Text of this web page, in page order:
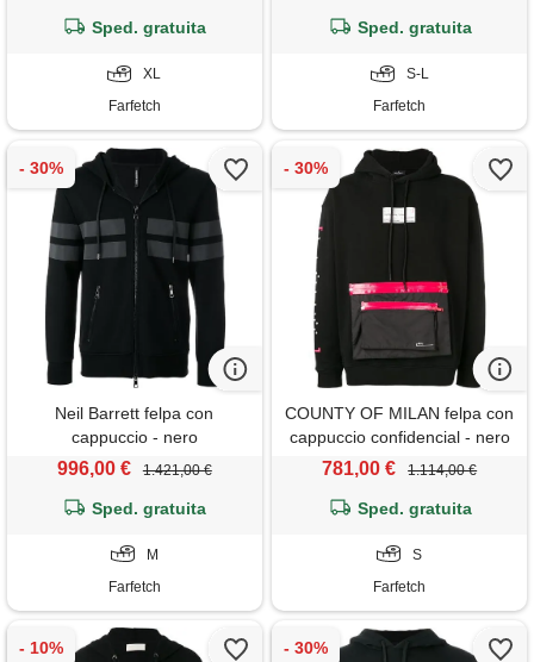
Sped. gratuita
XL
Farfetch
Sped. gratuita
S-L
Farfetch
Neil Barrett felpa con
cappuccio - nero
996,00 € 1.421,00 €
Sped. gratuita
M
Farfetch
COUNTY OF MILAN felpa con
cappuccio confidencial - nero
781,00 € 1.114,00 €
Sped. gratuita
S
Farfetch